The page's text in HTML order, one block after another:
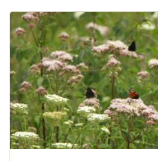
Ein blühendes